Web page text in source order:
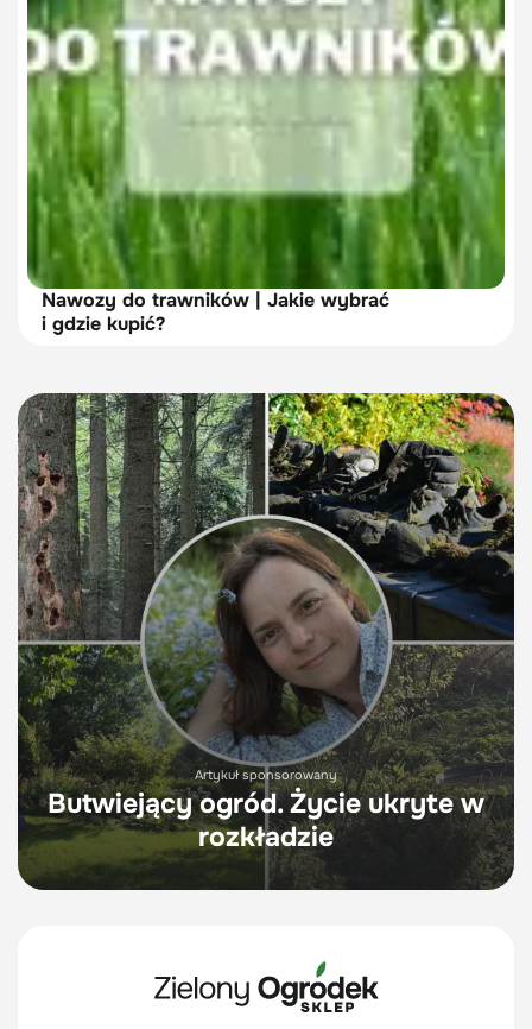
Nawozy do trawników | Jakie wybrać
i gdzie kupić?
Artykuł sponsorowany
Butwiejący ogród. Życie ukryte w
rozkładzie